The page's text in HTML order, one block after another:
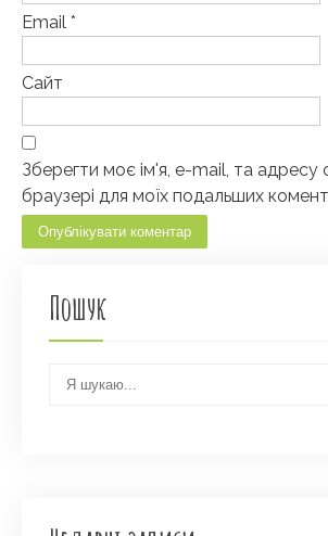
Email *
Сайт
Зберегти моє ім'я, e-mail, та адресу
браузері для моїх подальших
Пошук